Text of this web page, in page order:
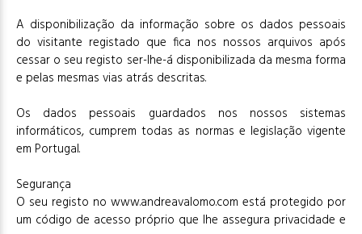
A disponibilização da informação sobre os dados pessoais
do visitante registado que fica nos nossos arquivos após
cessar o seu registo ser-lhe-á disponibilizada da mesma forma
e pelas mesmas vias atrás descritas.
Os dados pessoais guardados nos nossos sistemas
informáticos, cumprem todas as normas e legislação vigente
em Portugal.
Segurança
O seu registo no www.andreavalomo.com está protegido por
um código de acesso próprio que lhe assegura privacidade e